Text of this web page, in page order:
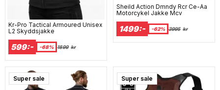
Kr-Pro Tactical Armoured Unisex
L2 Skyddsjakke
599:- -68% 1899 kr
Sheild Action Dmndy Rcr Ce-Aa
Motorcykel Jakke Mcv
1499:- -62% 3995 kr
Super sale Super sale